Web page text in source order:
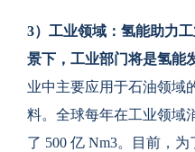
3）工业领域：氢能助力
景下，工业部门将是氢能
业中主要应用于石油领域
料。全球每年在工业领域
了 500 亿 Nm3。目前，